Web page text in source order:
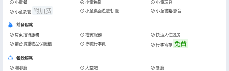
小童餐 小童拖鞋
小童玩具
小童託管 附加费 小童桌面遊戲/拼圖 小童書籍/影音
前台服務
房東接待服務 禮賓服務
快速入住退房
前台貴重物品保險櫃
專職行李員 行李寄存 免費
餐飲服務
咖啡廳 大堂吧
餐廳